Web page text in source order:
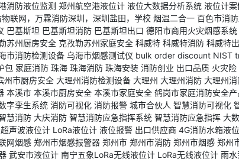
消防液位监测 郑州航空港液位计 液位大数据分析系统 液位计
联网，万霖消防深圳，深圳盐田，学校 烟温二合一 百色市消
巴基斯坦 巴基斯坦消防 巴基斯坦出口 德阳市商用火灾烟感系统
苏州厨房安全 克孜勒苏州家庭安全 科威特 科威特消防 科威特
市消防检测设备 乌海市烟感测试仪 bulk order discount NIST
包 家庭消防 珠海 珠海消防 珠海安装 消防创业 出口品质 火灾险
州市厨房安全 大理州消防检测设备 大理州 大理州消防 大理州消
本溪市 本溪市厨房安全 本溪市家庭安全 鹤岗市家庭消防安全产
字孪生系统 消防可视化 消防报警 城市合伙人 智慧消防可视化
慧消防 大庆消防 智慧消防应急指挥系统 智慧消防应急指挥 大
超声波液位计 LoRa液位计 液位报警 出口供应商 4G消防水箱液
网烟感 郑州市烟感报警器 郑州市 郑州市消防 郑州市烟感 郑州
武安市液位计 南宁五象LoRa无线液位计 LoRa无线液位计 雨水